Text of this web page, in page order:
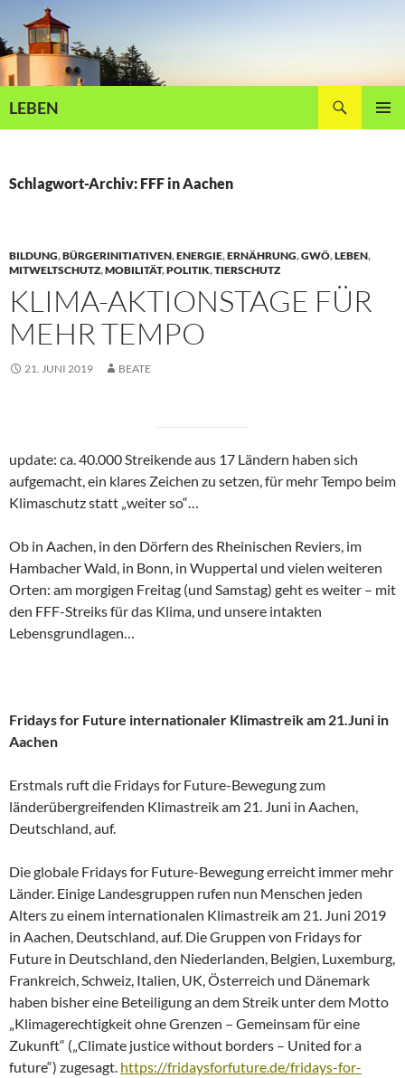
Inhalt
springen
LEBEN
Schlagwort-Archiv: FFF in Aachen
BILDUNG,BÜRGERINITIATIVEN,ENERGIE,ERNÄHRUNG,GWÖ,LEBEN,
MITWELTSCHUTZ,MOBILITÄT,POLITIK,TIERSCHUTZ
KLIMA-AKTIONSTAGE FÜR
MEHR TEMPO
21. JUNI 2019 BEATE
update: ca. 40.000 Streikende aus 17 Ländern haben sich
aufgemacht, ein klares Zeichen zu setzen, für mehr Tempo beim
Klimaschutz statt „weiter so“…
Ob in Aachen, in den Dörfern des Rheinischen Reviers, im
Hambacher Wald, in Bonn, in Wuppertal und vielen weiteren
Orten: am morgigen Freitag (und Samstag) geht es weiter – mit
den FFF-Streiks für das Klima, und unsere intakten
Lebensgrundlagen…
Fridays for Future internationaler Klimastreik am 21.Juni in
Aachen
Erstmals ruft die Fridays for Future-Bewegung zum
länderübergreifenden Klimastreik am 21. Juni in Aachen,
Deutschland, auf.
Die globale Fridays for Future-Bewegung erreicht immer mehr
Länder. Einige Landesgruppen rufen nun Menschen jeden
Alters zu einem internationalen Klimastreik am 21. Juni 2019
in Aachen, Deutschland, auf. Die Gruppen von Fridays for
Future in Deutschland, den Niederlanden, Belgien, Luxemburg,
Frankreich, Schweiz, Italien, UK, Österreich und Dänemark
haben bisher eine Beteiligung an dem Streik unter dem Motto
„Klimagerechtigkeit ohne Grenzen – Gemeinsam für eine
Zukunft“ („Climate justice without borders – United for a
future“) zugesagt. https://fridaysforfuture.de/fridays-for-